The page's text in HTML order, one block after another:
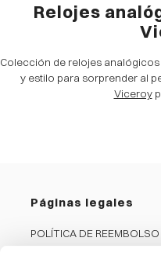
Relojes
Colección de relojes
y estilo para sorprender al
Viceroy
Páginas legales
POLÍTICA DE REEMBOLSO